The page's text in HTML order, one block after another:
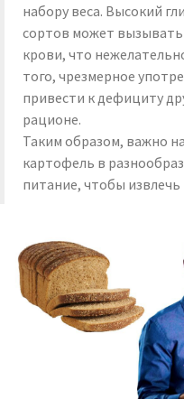
набору веса. Высокий
сортов может вызывать
крови, что
того, чрезмерное
привести к дефициту
рационе.
Таким образом, важно
картофель в
питание, чтобы извлечь